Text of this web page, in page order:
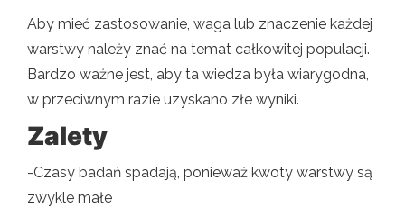
Aby mieć zastosowanie, waga lub znaczenie każdej
warstwy należy znać na temat całkowitej populacji.
Bardzo ważne jest, aby ta wiedza była wiarygodna,
w przeciwnym razie uzyskano złe wyniki.
Zalety
-Czasy badań spadają, ponieważ kwoty warstwy są
zwykle małe